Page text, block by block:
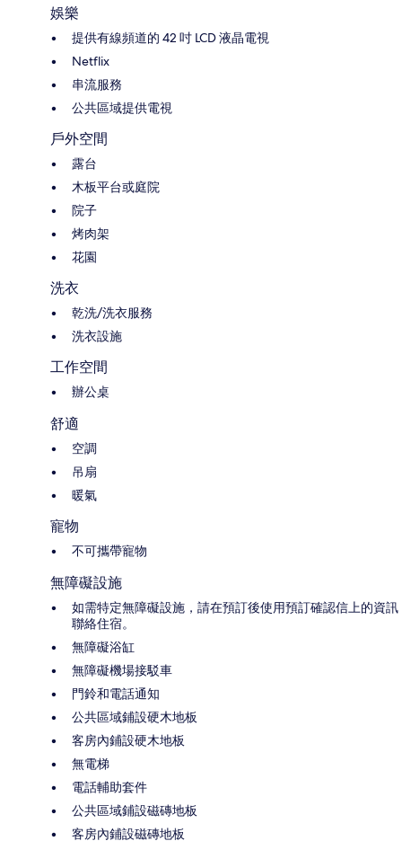
娛樂
提供有線頻道的 42 吋 LCD 液晶電視
Netflix
串流服務
公共區域提供電視
戶外空間
露台
木板平台或庭院
院子
烤肉架
花園
洗衣
乾洗/洗衣服務
洗衣設施
工作空間
辦公桌
舒適
空調
吊扇
暖氣
寵物
不可攜帶寵物
無障礙設施
如需特定無障礙設施，請在預訂後使用預訂確認信上的資訊
聯絡住宿。
無障礙浴缸
無障礙機場接駁車
門鈴和電話通知
公共區域鋪設硬木地板
客房內鋪設硬木地板
無電梯
電話輔助套件
公共區域鋪設磁磚地板
客房內鋪設磁磚地板